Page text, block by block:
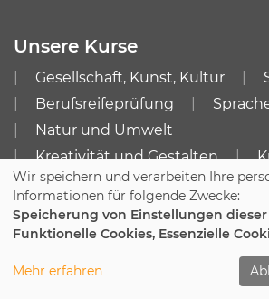
Unsere Kurse
Gesellschaft, Kunst, Kultur
Berufsreifeprüfung
Natur und Umwelt
Kreativität und Gestalten
Gesundheit & Bewegung
Info
Wir speichern und verarbeiten Ihre
Informationen für folgende Zwecke:
Speicherung von Einstellungen
Funktionelle Cookies, Essenzielle
Mehr erfahren